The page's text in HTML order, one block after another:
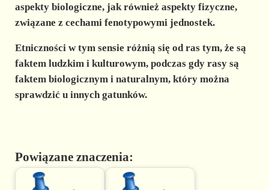
aspekty biologiczne, jak również aspekty fizyczne,
związane z cechami fenotypowymi jednostek.
Etniczności w tym sensie różnią się od ras tym, że są
faktem ludzkim i kulturowym, podczas gdy rasy są
faktem biologicznym i naturalnym, który można
sprawdzić u innych gatunków.
Powiązane znaczenia: